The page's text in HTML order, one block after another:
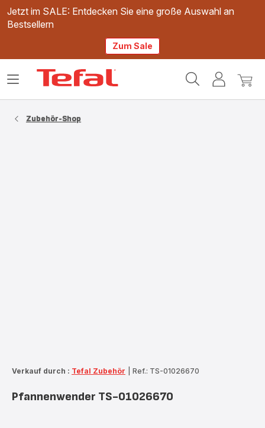
Jetzt im SALE: Entdecken Sie eine große Auswahl an
Bestsellern
Zum Sale
Mein
Mein
Das
Zubehör-Shop
Verkauf durch : Tefal Zubehör Ref.: TS-01026670
Pfannenwender TS-01026670